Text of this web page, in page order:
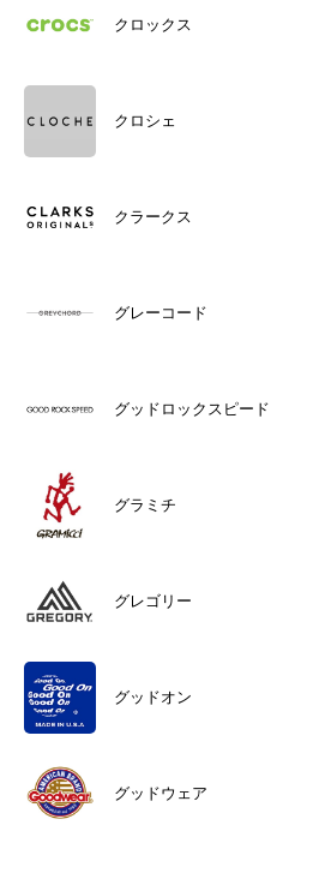
クロックス
クロシェ
クラークス
グレーコード
グッドロックスピード
グラミチ
グレゴリー
グッドオン
グッドウェア